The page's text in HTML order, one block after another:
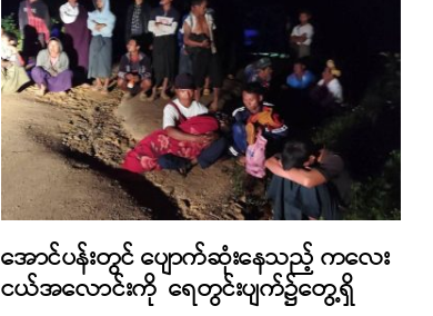
အောင်ပန်းတွင် ပျောက်ဆုံးနေသည့် ကလေး
ငယ်အလောင်းကို ရေတွင်းပျက်၌တွေ့ရှိ